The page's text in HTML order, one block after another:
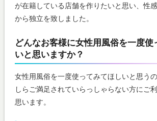
が在籍している店舗を作りたいと思い、性
から独立を致しました。
どんなお客様に女性用風俗を一度使
いと思いますか？
女性用風俗を一度使ってみてほしいと思う
しらご満足されていらっしゃらない方にご
思います。